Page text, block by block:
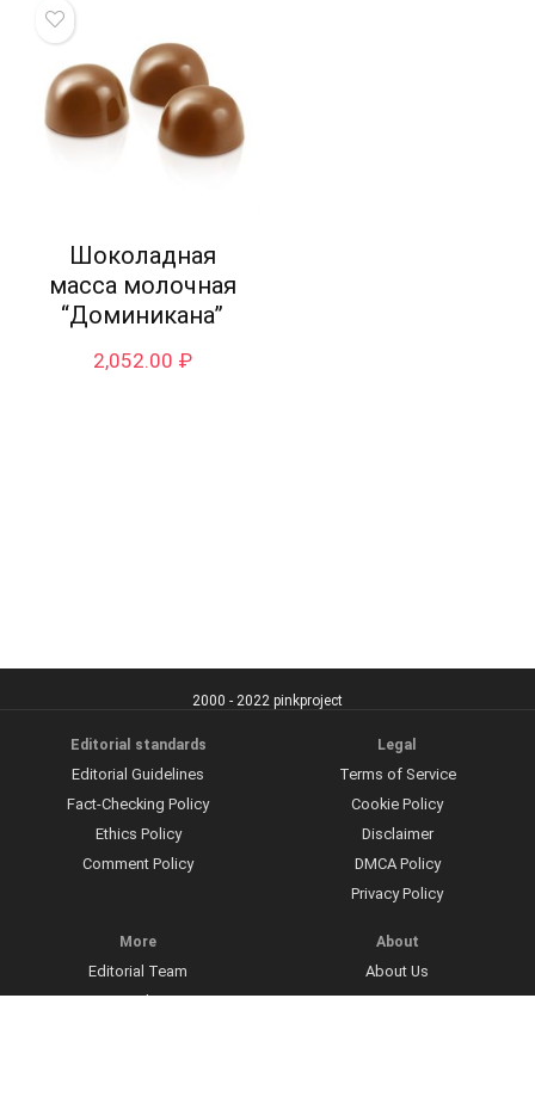
Шоколадная
масса молочная
“Доминикана”
2,052.00 ₽
2000 - 2022 pinkproject
Editorial standards
Editorial Guidelines
Fact-Checking Policy
Ethics Policy
Comment Policy
Legal
Terms of Service
Cookie Policy
Disclaimer
DMCA Policy
Privacy Policy
More
Editorial Team
Sources and Citations
About
About Us
Contact